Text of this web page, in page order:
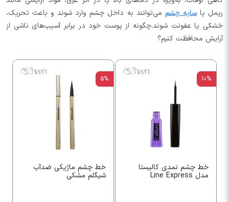
ریمل یاسایه چشم می‌توانند به داخل چشم وارد شوند و باعث تحریک،
خشکی یا عفونت شوند.چگونه از پوست خود در برابر آسیب‌های ناشی از
آرایش محافظت کنیم؟
10%
خط چشم نمدی کالیستا
مدل Line Express
5%
خط چشم ماژیکی ضدآب
شیگلم مشکی